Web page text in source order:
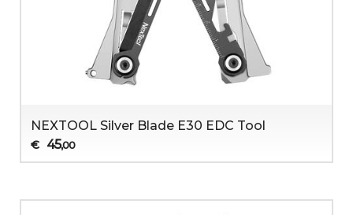
NEXTOOL Silver Blade E30 EDC Tool
€ 45,00